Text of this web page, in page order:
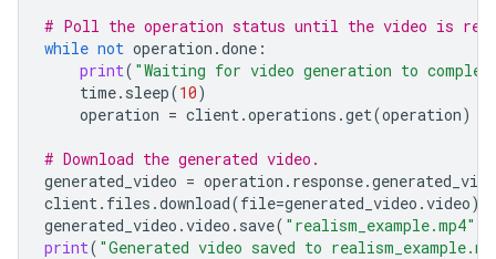
# Poll the operation status until the video is
while not operation .done :
print( "Waiting for video generation to
time. sleep(10)
operation = client.operations .get(operation)
# Download the generated video.
generated_video = operation . response.
client. files .download(file=generated_video .video)
generated_video .video . save( "realism_example.mp4"
print( "Generated video saved to